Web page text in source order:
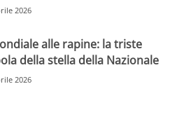
2026
alle rapine: la triste
della stella della Nazionale
2026